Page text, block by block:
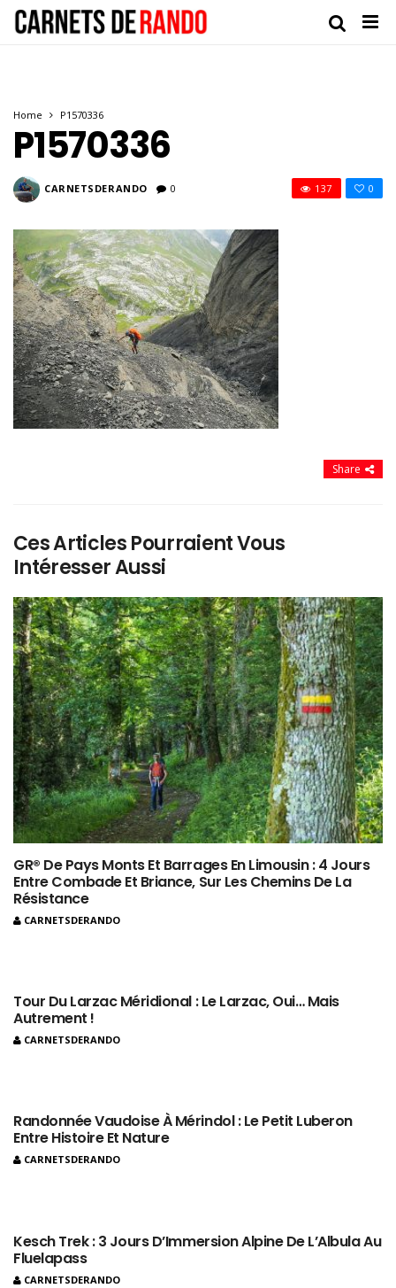
Home P1570336
P1570336
CARNETSDERANDO 0 0
137
Share
Ces Articles Pourraient Vous
Intéresser Aussi
GR® De Pays Monts Et Barrages En Limousin : 4 Jours
Entre Combade Et Briance, Sur Les Chemins De La
Résistance
CARNETSDERANDO
Tour Du Larzac Méridional : Le Larzac, Oui… Mais
Autrement !
CARNETSDERANDO
Randonnée Vaudoise À Mérindol : Le Petit Luberon
Entre Histoire Et Nature
CARNETSDERANDO
Kesch Trek : 3 Jours D’Immersion Alpine De L’Albula Au
Fluelapass
CARNETSDERANDO